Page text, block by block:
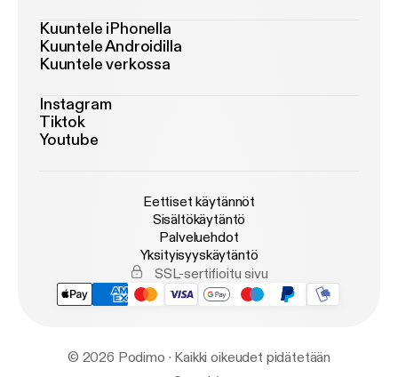
Kuuntele iPhonella
Kuuntele Androidilla
Kuuntele verkossa
Instagram
Tiktok
Youtube
Eettiset käytännöt
Sisältökäytäntö
Palveluehdot
Yksityisyyskäytäntö
SSL-sertifioitu sivu
© 2026 Podimo · Kaikki oikeudet pidätetään